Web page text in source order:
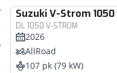
Suzuki V-Strom 1050
DL 1050 V-STROM
2026
AllRoad
107 pk (79 kW)